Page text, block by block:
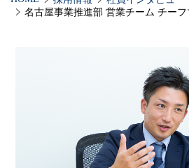
名古屋事業推進部 営業チーム チー